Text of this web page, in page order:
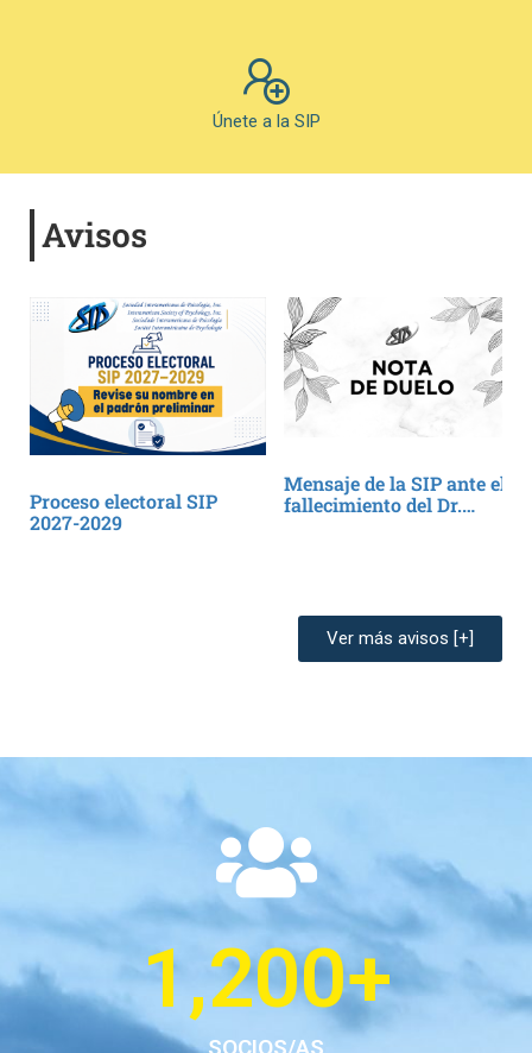
Únete a la SIP
Avisos
Proceso electoral SIP
2027-2029
Mensaje de la SIP ante el
fallecimiento del Dr.
Ver más avisos [+]
1,200+